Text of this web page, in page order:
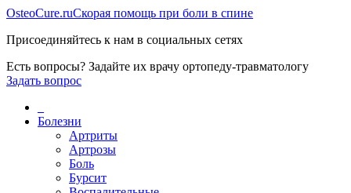
OsteoCure.ruСкорая помощь при боли в спине
Присоединяйтесь к нам в социальных сетях
Есть вопросы? Задайте их врачу ортопеду-травматологу
Задать вопрос
Болезни
Артриты
Артрозы
Боль
Бурсит